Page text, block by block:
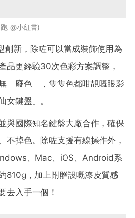
@小紅書
創新，除咗可以當成裝飾使用為
品更經驗30次色彩方案調整，
「廢色」，隻隻色都咁靚嘅眼影
女鍵盤」。
與國際知名鍵盤大廠合作，確保
不掉色。除咗支援有線操作外，
、Mac、iOS、Android系
810g，加上附贈設嘅漆皮質感
去入手一個！